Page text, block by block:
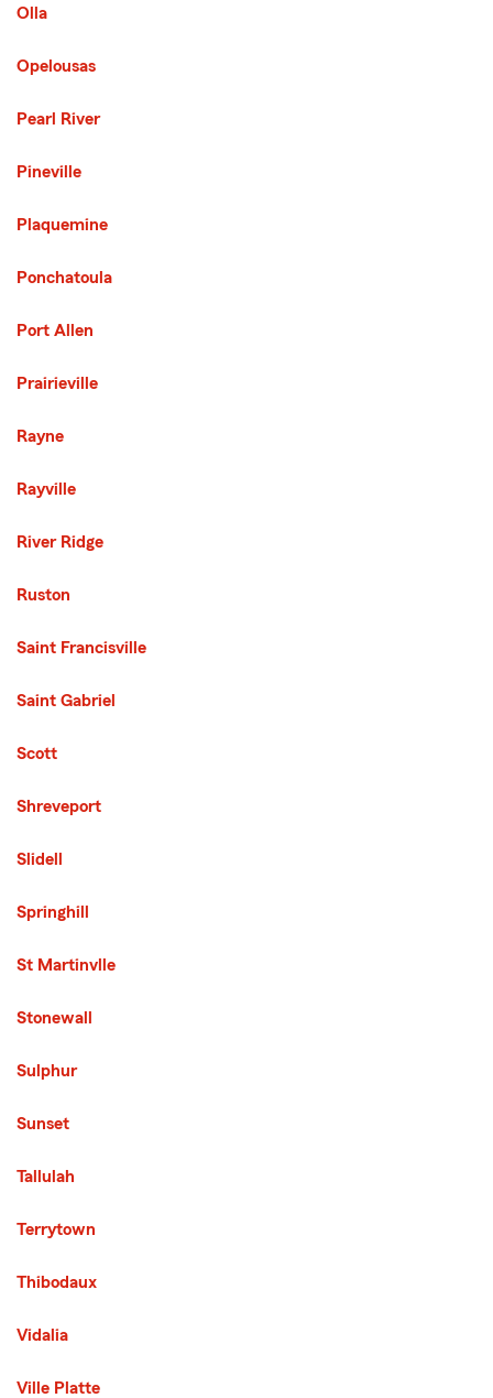
Olla
Opelousas
Pearl River
Pineville
Plaquemine
Ponchatoula
Port Allen
Prairieville
Rayne
Rayville
River Ridge
Ruston
Saint Francisville
Saint Gabriel
Scott
Shreveport
Slidell
Springhill
St Martinvlle
Stonewall
Sulphur
Sunset
Tallulah
Terrytown
Thibodaux
Vidalia
Ville Platte